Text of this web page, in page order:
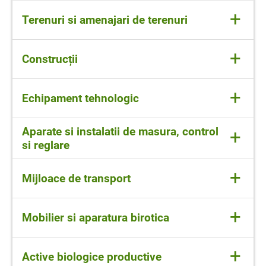
Terenuri si amenajari de terenuri +
Amenajarile de terenuri sunt imbunatatiri aduse
terenurilor pentru a le creste utilitatea.
Construcții +
Cladiri
Echipament tehnologic +
Masini, utilaje si instalatii de lucru
Aparate si instalatii de masura, control
si reglare
+
Folosite in domeniul mecanic si electric
Mijloace de transport +
Autocamioane, autoturisme
Mobilier si aparatura birotica +
Mobilier comercial, calculatoare
Active biologice productive +